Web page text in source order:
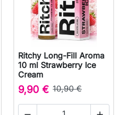
Ritchy Long-Fill Aroma
10 ml Strawberry Ice
Cream
9,90 € 10,90 €